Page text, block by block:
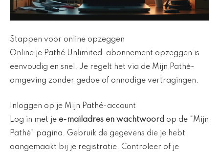
Stappen voor online opzeggen
Online je Pathé Unlimited-abonnement opzeggen is
eenvoudig en snel. Je regelt het via de Mijn Pathé-
omgeving zonder gedoe of onnodige vertragingen.
Inloggen op je Mijn Pathé-account
Log in met je e-mailadres en wachtwoord op de “Mijn
Pathé” pagina. Gebruik de gegevens die je hebt
aangemaakt bij je registratie. Controleer of je